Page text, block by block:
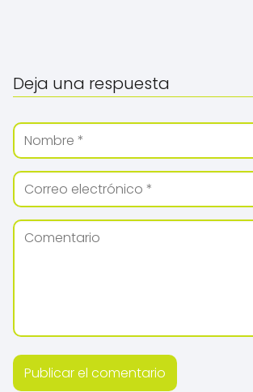
Deja una respuesta